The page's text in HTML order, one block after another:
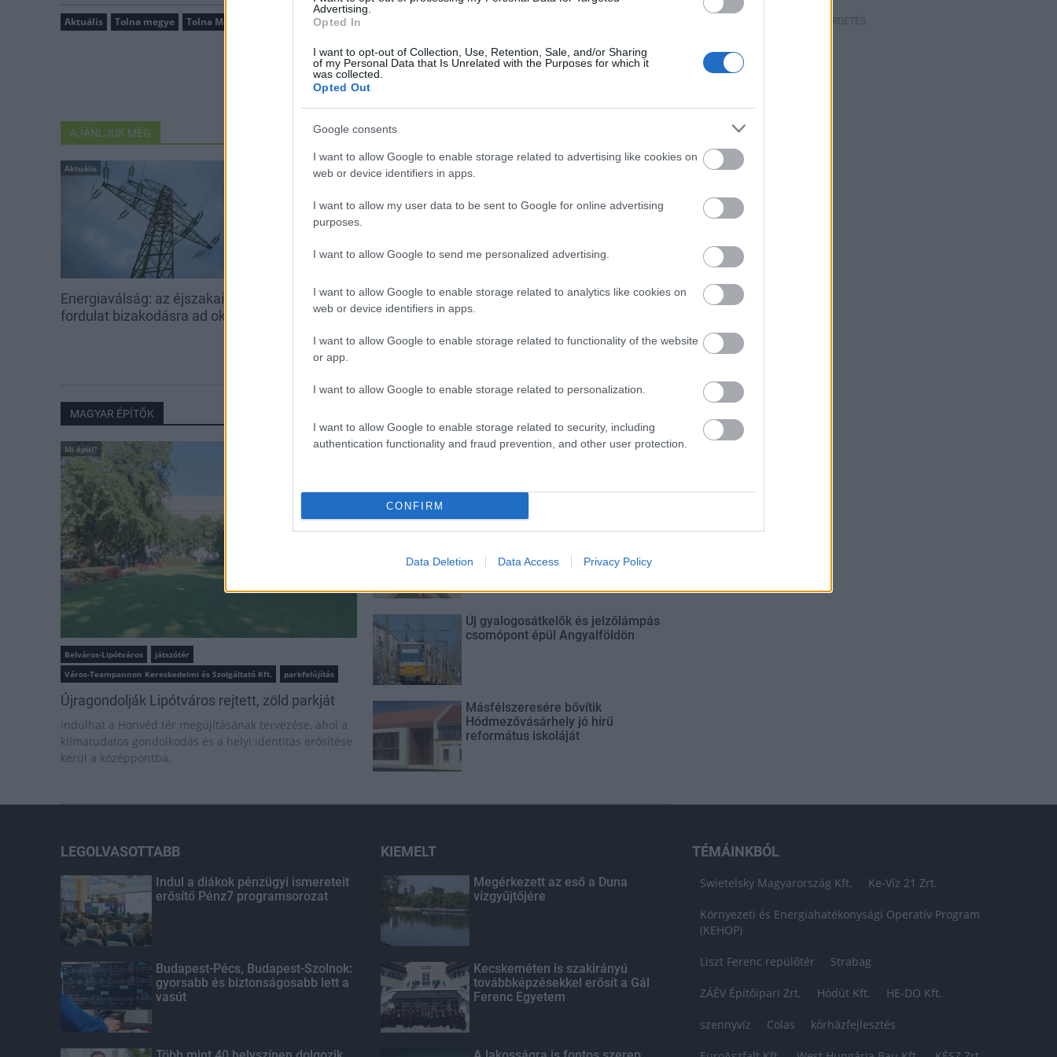
Advertising.
Opted In
I want to opt-out of Collection, Use, Retention, Sale, and/or Sharing
of my Personal Data that Is Unrelated with the Purposes for which it
was collected.
Opted Out
Google consents
I want to allow Google to enable storage related to advertising like cookies on
web or device identifiers in apps.
I want to allow my user data to be sent to Google for online advertising
purposes.
I want to allow Google to send me personalized advertising.
I want to allow Google to enable storage related to analytics like cookies on
web or device identifiers in apps.
I want to allow Google to enable storage related to functionality of the website
or app.
I want to allow Google to enable storage related to personalization.
I want to allow Google to enable storage related to security, including
authentication functionality and fraud prevention, and other user protection.
CONFIRM
Data Deletion Data Access Privacy Policy
Aktuális Tolna megye Tolna Megyei Védelmi Bizottság rendkívüli téli időjárás
AJÁNLJUK MÉG
Aktuális
Energiaválság: az éjszakai
fordulat bizakodásra ad okot
Paks: hétfőn és talán még
kedden üzemben tartható az
utolsó turbina
Az atomerőmű egyetlen
hatása a környezetre, hogy a
Duna vizét némileg felmelegíti
MAGYAR ÉPÍTŐK
Mi épül?
Belváros-Lipótváros
játszótér
Város-Teampannon Kereskedelmi és Szolgáltató Kft.
parkfelújítás
Újragondolják Lipótváros rejtett, zöld parkját
Indulhat a Honvéd tér megújításának tervezése, ahol a
klímatudatos gondolkodás és a helyi identitás erősítése
kerül a középpontba.
Történelmi táj, amelynek minden
M1 bővítés: már zajlik a teljesen új
Új gyalogosátkelők és jelzőlámpás
csomópont épül Angyalföldön
Másfélszeresére bővítik
Hódmezővásárhely jó hírű
református iskoláját
HIRDETÉS
LEGOLVASOTTABB
Indul a diákok pénzügyi ismereteit
erősítő Pénz7 programsorozat
Budapest-Pécs, Budapest-Szolnok:
gyorsabb és biztonságosabb lett a
vasút
KIEMELT
Megérkezett az eső a Duna
vízgyűjtőjére
Kecskeméten is szakirányú
továbbképzésekkel erősít a Gál
Ferenc Egyetem
TÉMÁINKBÓL
Swietelsky Magyarország Kft. Ke-Víz 21 Zrt.
Környezeti és Energiahatékonysági Operatív Program
(KEHOP)
Liszt Ferenc repülőtér Strabag
ZÁÉV Építőipari Zrt. Hódút Kft. HE-DO Kft.
szennyvíz Colas kórházfejlesztés